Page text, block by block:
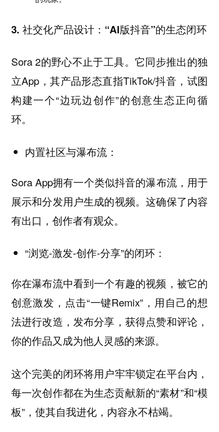
3. 社交化产品设计：“AI版抖音”的生态闭环
Sora 2的野心不止于工具。它同步推出的独
立App，其产品形态直指TikTok/抖音，试图
构建一个“边玩边创作”的创意生态正向循
环。
内置社区与瀑布流：
Sora App拥有一个类似抖音的瀑布流，用于
展示和分发用户生成的视频。这确保了内容
有出口，创作者有观众。
“浏览-激发-创作-分享”的闭环：
你在瀑布流中看到一个有趣的视频，被它的
创意激发，点击“一键Remix”，用自己的想
法进行改造，发布分享，获得点赞和评论，
你的作品又成为他人灵感的来源。
这个完美的闭环将用户牢牢锁定在平台内，
每一次创作都在为生态贡献新的“素材”和“模
板”，使其自我进化，内容永不枯竭。